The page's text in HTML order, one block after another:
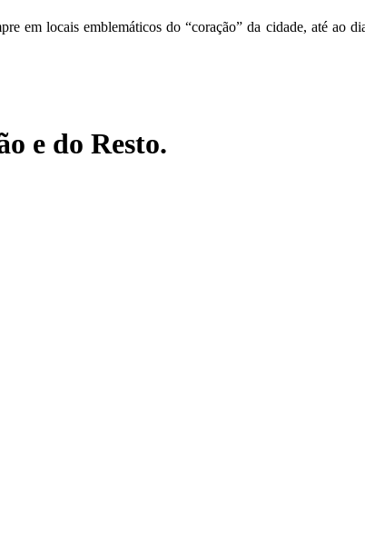
em locais emblemáticos do “coração” da cidade, até ao
e do Resto.